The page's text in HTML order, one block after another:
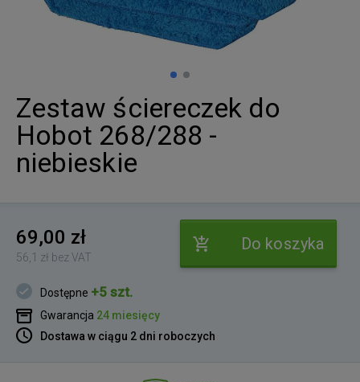
Zestaw ściereczek do
Hobot 268/288 -
niebieskie
69,00 zł
56,1 zł bez VAT
Do koszyka
Dostępne +5 szt.
Gwarancja 24 miesięcy
Dostawa w ciągu 2 dni roboczych